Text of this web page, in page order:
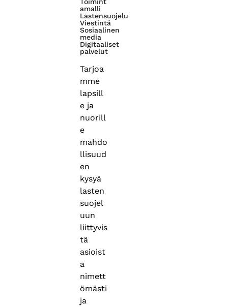
Toimint
amalli
Lastensuojelu
Viestintä
Sosiaalinen
media
Digitaaliset
palvelut
Tarjoa
mme
lapsill
e ja
nuorill
e
mahdo
llisuud
en
kysyä
lasten
suojel
uun
liittyvis
tä
asioist
a
nimett
ömästi
ja